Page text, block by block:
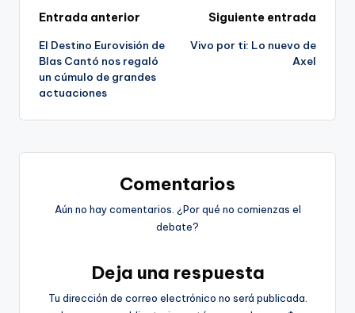
Navegación
de
entradas
Entrada anterior
El Destino Eurovisión de
Blas Cantó nos regaló
un cúmulo de grandes
actuaciones
Siguiente entrada
Vivo por ti: Lo nuevo de
Axel
Comentarios
Aún no hay comentarios. ¿Por qué no comienzas el
debate?
Deja una respuesta
Tu dirección de correo electrónico no será publicada.